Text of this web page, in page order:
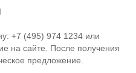
+7 (495) 974 1234 или
на сайте. После получения
предложение.